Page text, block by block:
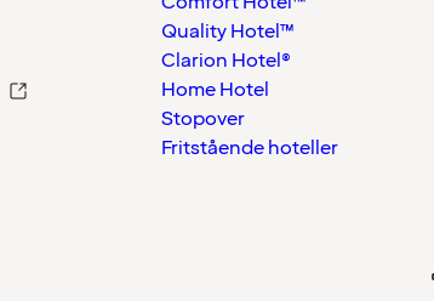
Quality Hotel™
Clarion Hotel®
Home Hotel
Stopover
Fritstående hoteller